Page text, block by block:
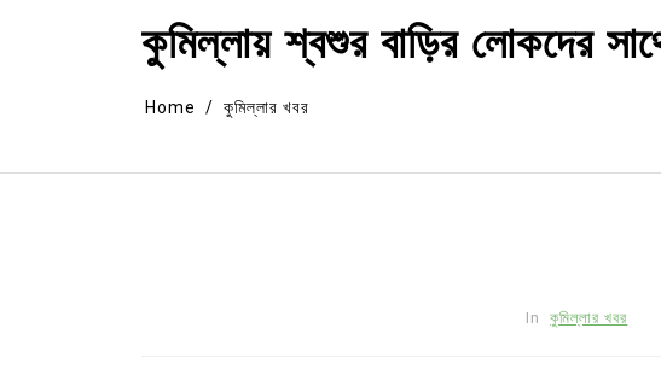
কুমিল্লায় শ্বশুর বাড়ির লোকদের
Home কুমিল্লার খবর
In কুমিল্লার খবর